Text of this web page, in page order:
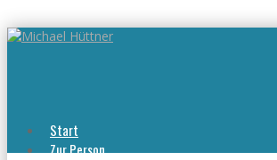
Start
Zur Person